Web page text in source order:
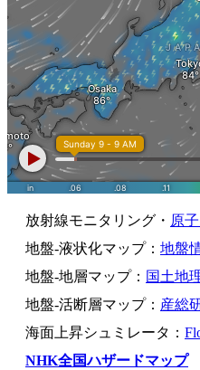
放射線モニタリング・ 原
地盤-液状化マップ： 地盤
地盤-地層マップ： 国土地
地盤-活断層マップ： 産総
海面上昇シュミレータ：
NHK全国ハザードマップ